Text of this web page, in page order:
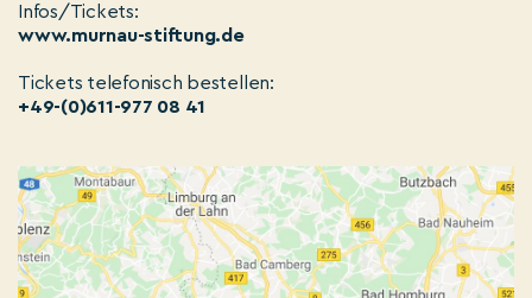
Infos/Tickets:
www.murnau-stiftung.de
Tickets telefonisch bestellen:
+49-(0)611-977 08 41